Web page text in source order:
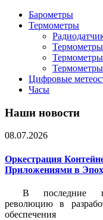
Барометры
Термометры
Цифровые
Часы
Наши новости
08.07.2026
Оркестрация
Приложениями в
В последние
революцию в
обеспечения